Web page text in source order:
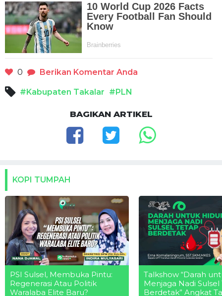
0 Berikan Komentar Anda
#Kabupaten Takalar #PLN
BAGIKAN ARTIKEL
KOPI TUMPAH
PSI Sulsel, Membuka Pintu:
Regenerasi Atau Politik
Waralaba Elite Baru?
Talkshow “Darah
Menjaga Nadi Sulsel
Berdetak” Angkat